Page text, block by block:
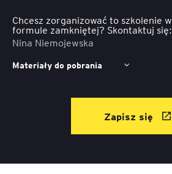
Chcesz zorganizować to szkolenie w
formule zamkniętej? Skontaktuj się:
Nina Niemojewska
Materiały do pobrania
Zapisz się